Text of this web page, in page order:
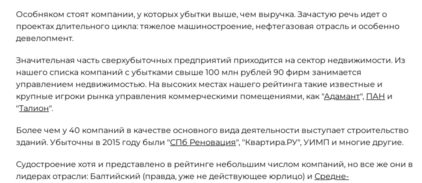
Особняком стоят компании, у которых убытки выше, чем выручка. Зачастую речь идет о
проектах длительного цикла: тяжелое машиностроение, нефтегазовая отрасль и особенно
девелопмент.
Значительная часть сверхубыточных предприятий приходится на сектор недвижимости. Из
нашего списка компаний с убытками свыше 100 млн рублей 90 фирм занимается
управлением недвижимостью. На высоких местах нашего рейтинга такие известные и
крупные игроки рынка управления коммерческими помещениями, как "Адамант", ПАН и
"Талион".
Более чем у 40 компаний в качестве основного вида деятельности выступает строительство
зданий. Убыточны в 2015 году были "СПб Реновация", "Квартира.РУ", УИМП и многие другие.
Судостроение хотя и представлено в рейтинге небольшим числом компаний, но все же они в
лидерах отрасли: Балтийский (правда, уже не действующее юрлицо) и Средне-